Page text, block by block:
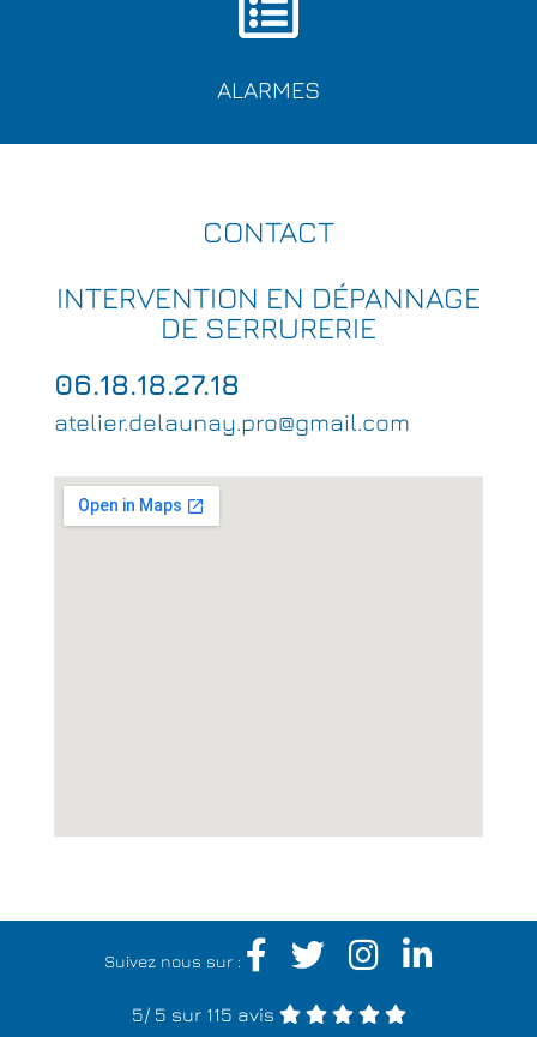
ALARMES
CONTACT
INTERVENTION EN DÉPANNAGE
DE SERRURERIE
06.18.18.27.18
atelier.delaunay.pro@gmail.com
Suivez nous sur :
5/ 5 sur 115 avis